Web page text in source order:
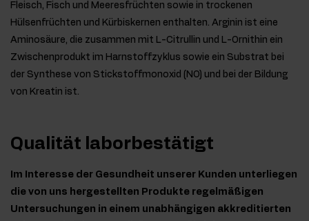
Fleisch, Fisch und Meeresfrüchten sowie in trockenen
Hülsenfrüchten und Kürbiskernen enthalten. Arginin ist eine
Aminosäure, die zusammen mit L-Citrullin und L-Ornithin ein
Zwischenprodukt im Harnstoffzyklus sowie ein Substrat bei
der Synthese von Stickstoffmonoxid (NO) und bei der Bildung
von Kreatin ist.
Qualität laborbestätigt
Im Interesse der Gesundheit unserer Kunden unterliegen
die von uns hergestellten Produkte regelmäßigen
Untersuchungen in einem unabhängigen akkreditierten